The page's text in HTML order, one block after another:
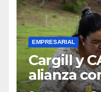
EMPRESARIAL
Cargill y
alianza